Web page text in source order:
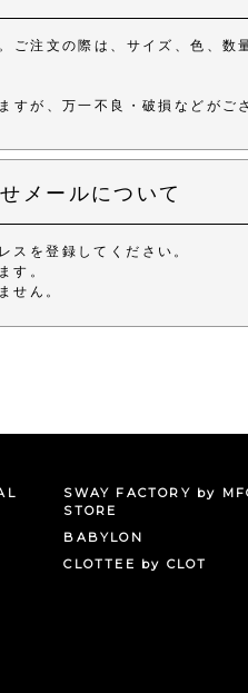
ご注文の際は、サイズ、色、数
すが、万一不良・破損などがご
メールについて
スを登録してください。
す。
せん。
SWAY FACTORY by
STORE
BABYLON
CLOTTEE by CLOT